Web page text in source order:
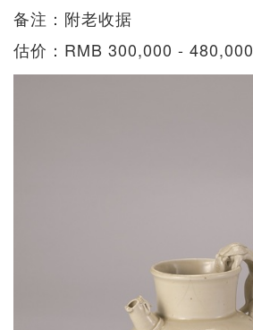
备注：附老收据
估价：RMB 300,000 - 480,000